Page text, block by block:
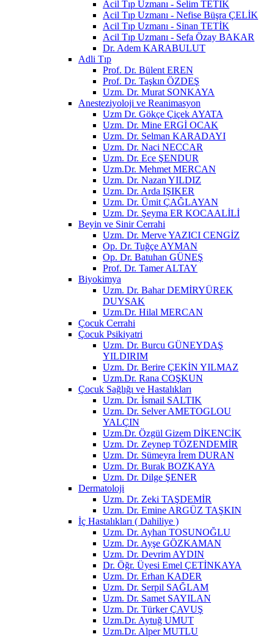
Acil Tıp Uzmanı - Selim TETİK
Acil Tıp Uzmanı - Nefise Büşra ÇELİK
Acil Tıp Uzmanı - Sinan TETİK
Acil Tıp Uzmanı - Sefa Özay BAKAR
Dr. Adem KARABULUT
Adli Tıp
Prof. Dr. Bülent EREN
Prof. Dr. Taşkın ÖZDEŞ
Uzm. Dr. Murat SONKAYA
Anesteziyoloji ve Reanimasyon
Uzm Dr. Gökçe Çiçek AYATA
Uzm. Dr. Mine ERGİ OCAK
Uzm. Dr. Selman KARADAYI
Uzm. Dr. Naci NECCAR
Uzm. Dr. Ece ŞENDUR
Uzm.Dr. Mehmet MERCAN
Uzm. Dr. Nazan YILDIZ
Uzm. Dr. Arda IŞIKER
Uzm. Dr. Ümit ÇAĞLAYAN
Uzm. Dr. Şeyma ER KOCAALİLİ
Beyin ve Sinir Cerrahi
Uzm. Dr. Merve YAZICI CENGİZ
Op. Dr. Tuğçe AYMAN
Op. Dr. Batuhan GÜNEŞ
Prof. Dr. Tamer ALTAY
Biyokimya
Uzm. Dr. Bahar DEMİRYÜREK
DUYSAK
Uzm.Dr. Hilal MERCAN
Çocuk Cerrahi
Çocuk Psikiyatri
Uzm. Dr. Burcu GÜNEYDAŞ
YILDIRIM
Uzm. Dr. Berire ÇEKİN YILMAZ
Uzm.Dr. Rana COŞKUN
Çocuk Sağlığı ve Hastalıkları
Uzm. Dr. İsmail SALTIK
Uzm. Dr. Selver AMETOGLOU
YALÇIN
Uzm.Dr. Özgül Gizem DİKENCİK
Uzm. Dr. Zeynep TÖZENDEMİR
Uzm. Dr. Sümeyra İrem DURAN
Uzm. Dr. Burak BOZKAYA
Uzm. Dr. Dilge ŞENER
Dermatoloji
Uzm. Dr. Zeki TAŞDEMİR
Uzm. Dr. Emine ARGÜZ TAŞKIN
İç Hastalıkları ( Dahiliye )
Uzm. Dr. Ayhan TOSUNOĞLU
Uzm. Dr. Ayşe GÖZKAMAN
Uzm. Dr. Devrim AYDIN
Dr. Öğr. Üyesi Emel ÇETİNKAYA
Uzm. Dr. Erhan KADER
Uzm. Dr. Serpil SAĞLAM
Uzm. Dr. Samet SAYILAN
Uzm. Dr. Türker ÇAVUŞ
Uzm.Dr. Aytuğ UMUT
Uzm.Dr. Alper MUTLU